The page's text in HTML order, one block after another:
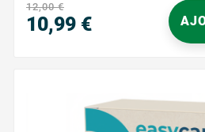
compatibles BROTHER
12,00 €
10,99 €